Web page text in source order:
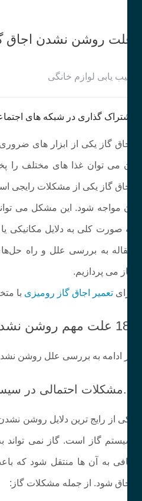
روشن نشدن اجاق گاز
یابی لوازم خانگی
گذاری در شبکه های اجتماعی
گاز یکی از ابزار های ضروری
می‌ توان غذا های مختلف را
گاز یکی از مشکلات رایجی
مواجه شود. این مشکل می‌ تواند
صورت کلی به دلایل مکانیکی یا
به بررسی علل و راه‌
می پردازیم‌‌.
تعمیر اجاق گاز رومیزی با
ادامه به بررسی علل روشن نشدن
از رایج‌ ترین دلایل روشن نشدن
گاز است. گاز نمی‌ تواند به
به آن‌ ها منتقل شود که
شود. از جمله مشکلات گاز: